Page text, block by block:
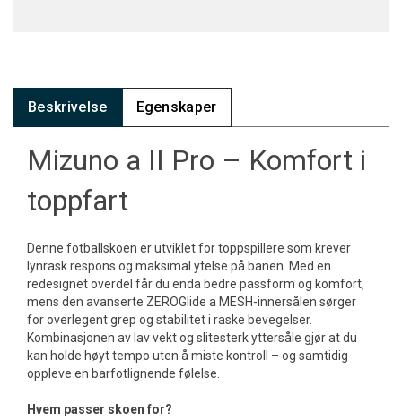
Beskrivelse Egenskaper
Mizuno a II Pro – Komfort i
toppfart
Denne fotballskoen er utviklet for toppspillere som krever
lynrask respons og maksimal ytelse på banen. Med en
redesignet overdel får du enda bedre passform og komfort,
mens den avanserte ZEROGlide a MESH-innersålen sørger
for overlegent grep og stabilitet i raske bevegelser.
Kombinasjonen av lav vekt og slitesterk yttersåle gjør at du
kan holde høyt tempo uten å miste kontroll – og samtidig
oppleve en barfotlignende følelse.
Hvem passer skoen for?